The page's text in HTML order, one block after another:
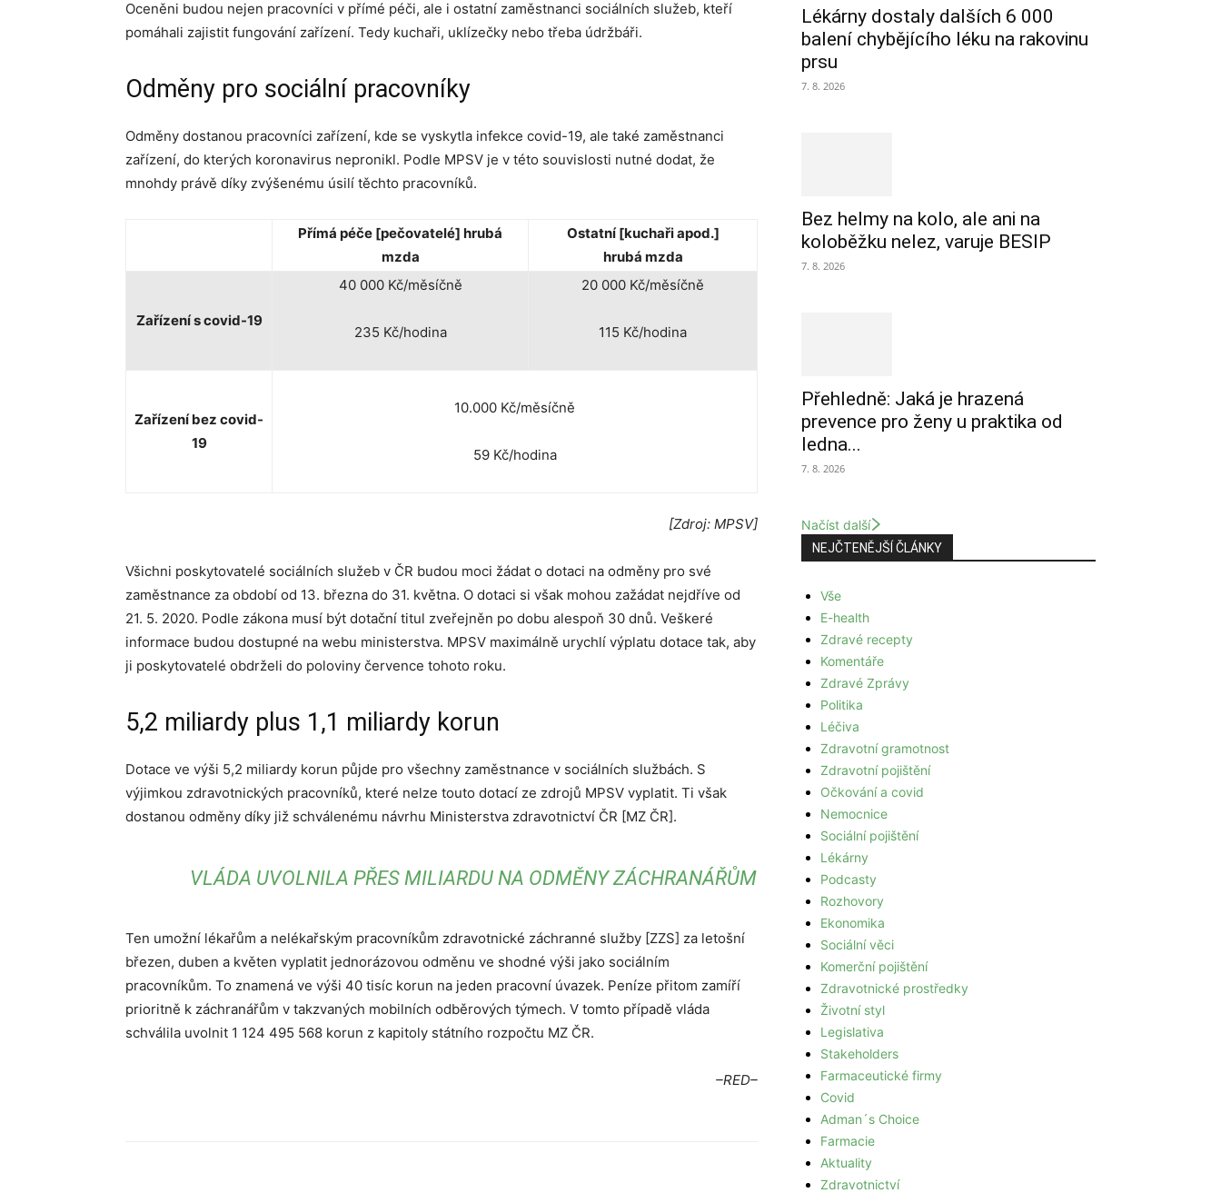
Oceněni budou nejen pracovníci v přímé péči, ale i ostatní zaměstnanci sociálních služeb, kteří
pomáhali zajistit fungování zařízení. Tedy kuchaři, uklízečky nebo třeba údržbáři.
Odměny pro sociální pracovníky
Odměny dostanou pracovníci zařízení, kde se vyskytla infekce covid-19, ale také zaměstnanci
zařízení, do kterých koronavirus nepronikl. Podle MPSV je v této souvislosti nutné dodat, že
mnohdy právě díky zvýšenému úsilí těchto pracovníků.
Přímá péče [pečovatelé] hrubá
mzda
Ostatní [kuchaři apod.]
hrubá mzda
Zařízení s covid-19
40 000 Kč/měsíčně
235 Kč/hodina
20 000 Kč/měsíčně
115 Kč/hodina
Zařízení bez covid-
19
10.000 Kč/měsíčně
59 Kč/hodina
[Zdroj: MPSV]
Všichni poskytovatelé sociálních služeb v ČR budou moci žádat o dotaci na odměny pro své
zaměstnance za období od 13. března do 31. května. O dotaci si však mohou zažádat nejdříve od
21. 5. 2020. Podle zákona musí být dotační titul zveřejněn po dobu alespoň 30 dnů. Veškeré
informace budou dostupné na webu ministerstva. MPSV maximálně urychlí výplatu dotace tak, aby
ji poskytovatelé obdrželi do poloviny července tohoto roku.
5,2 miliardy plus 1,1 miliardy korun
Dotace ve výši 5,2 miliardy korun půjde pro všechny zaměstnance v sociálních službách. S
výjimkou zdravotnických pracovníků, které nelze touto dotací ze zdrojů MPSV vyplatit. Ti však
dostanou odměny díky již schválenému návrhu Ministerstva zdravotnictví ČR [MZ ČR].
VLÁDA UVOLNILA PŘES MILIARDU NA ODMĚNY ZÁCHRANÁŘŮM
Ten umožní lékařům a nelékařským pracovníkům zdravotnické záchranné služby [ZZS] za letošní
březen, duben a květen vyplatit jednorázovou odměnu ve shodné výši jako sociálním
pracovníkům. To znamená ve výši 40 tisíc korun na jeden pracovní úvazek. Peníze přitom zamíří
prioritně k záchranářům v takzvaných mobilních odběrových týmech. V tomto případě vláda
schválila uvolnit 1 124 495 568 korun z kapitoly státního rozpočtu MZ ČR.
–RED–
Lékárny dostaly dalších 6 000
balení chybějícího léku na rakovinu
prsu
7. 8. 2026
Bez helmy na kolo, ale ani na
koloběžku nelez, varuje BESIP
7. 8. 2026
Přehledně: Jaká je hrazená
prevence pro ženy u praktika od
ledna...
7. 8. 2026
Načíst další
NEJČTENĚJŠÍ ČLÁNKY
Vše
E-health
Zdravé recepty
Komentáře
Zdravé Zprávy
Politika
Léčiva
Zdravotní gramotnost
Zdravotní pojištění
Očkování a covid
Nemocnice
Sociální pojištění
Lékárny
Podcasty
Rozhovory
Ekonomika
Sociální věci
Komerční pojištění
Zdravotnické prostředky
Životní styl
Legislativa
Stakeholders
Farmaceutické firmy
Covid
Adman´s Choice
Farmacie
Aktuality
Zdravotnictví